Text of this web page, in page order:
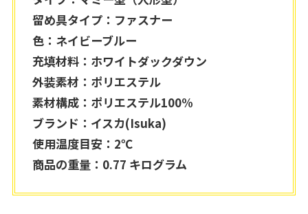
留め具タイプ：ファスナー
色：ネイビーブルー
充填材料：ホワイトダックダウン
外装素材：ポリエステル
素材構成：ポリエステル100%
ブランド：イスカ(Isuka)
使用温度目安：2℃
商品の重量：0.77 キログラム